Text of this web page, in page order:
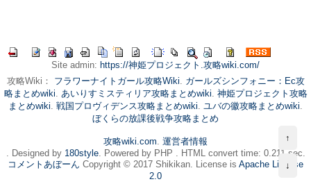
Site admin: https://神姫プロジェクト.攻略wiki.com/
攻略Wiki： フラワーナイトガール攻略Wiki. ガールズシンフォニー：Ec攻
略まとめwiki. あいりすミスティリア攻略まとめwiki. 神姫プロジェクト攻略
まとめwiki. 戦国プロヴィデンス攻略まとめwiki. ユバの徽攻略まとめwiki.
ぼくらの放課後戦争攻略まとめ
攻略wiki.com. 運営者情報
. Designed by 180style. Powered by PHP . HTML convert time: 0.211 sec.
コメントあぼーん Copyright © 2017 Shikikan. License is Apache License
2.0
↑
↓